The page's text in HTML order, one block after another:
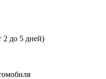
2 до 5 дней)